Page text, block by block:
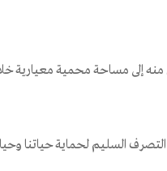
إلى مساحة محمية معيارية
السليم لحماية حياتنا